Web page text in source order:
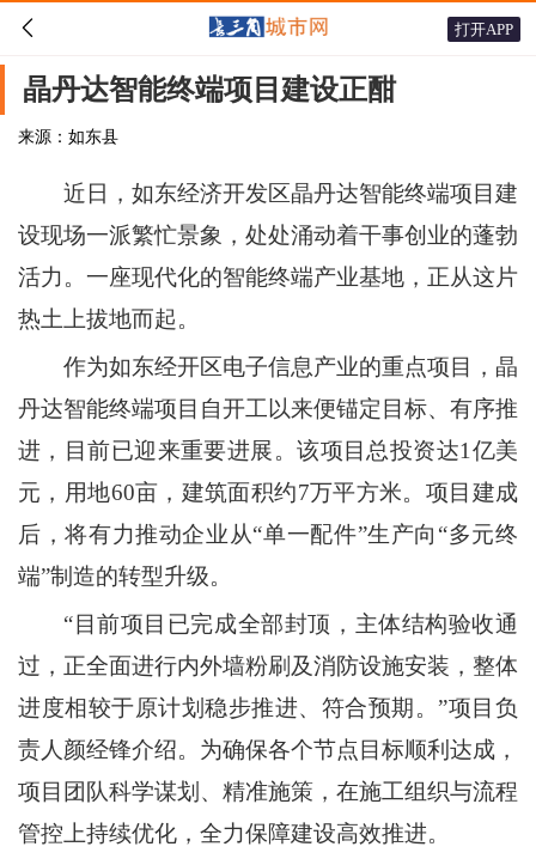
 打开APP
晶丹达智能终端项目建设正酣
来源：如东县
近日，如东经济开发区晶丹达智能终端项目建
设现场一派繁忙景象，处处涌动着干事创业的蓬勃
活力。一座现代化的智能终端产业基地，正从这片
热土上拔地而起。
作为如东经开区电子信息产业的重点项目，晶
丹达智能终端项目自开工以来便锚定目标、有序推
进，目前已迎来重要进展。该项目总投资达1亿美
元，用地60亩，建筑面积约7万平方米。项目建成
后，将有力推动企业从“单一配件”生产向“多元终
端”制造的转型升级。
“目前项目已完成全部封顶，主体结构验收通
过，正全面进行内外墙粉刷及消防设施安装，整体
进度相较于原计划稳步推进、符合预期。”项目负
责人颜经锋介绍。为确保各个节点目标顺利达成，
项目团队科学谋划、精准施策，在施工组织与流程
管控上持续优化，全力保障建设高效推进。